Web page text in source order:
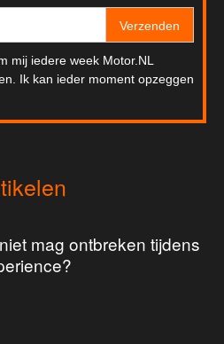
Verzenden
mij iedere week Motor.NL
Ik kan ieder moment opzeggen
mag ontbreken tijdens